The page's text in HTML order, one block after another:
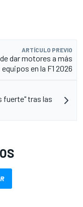
ARTÍCULO PREVIO
dar motores a más
equipos en la F1 2026
fuerte" tras las